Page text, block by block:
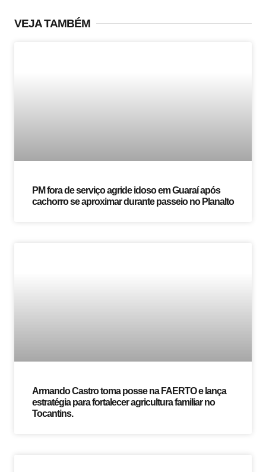
VEJA TAMBÉM
PM fora de serviço agride idoso em Guaraí após
cachorro se aproximar durante passeio no Planalto
Armando Castro toma posse na FAERTO e lança
estratégia para fortalecer agricultura familiar no
Tocantins.